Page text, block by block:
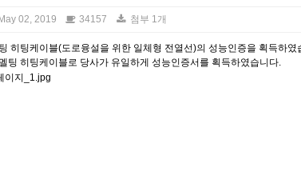
지
히터
재
May 02, 2019 34157 첨부 1개
히팅케이블(도로융설을 위한 일체형 전열선)의 성능인증을 획득하였
팅 히팅케이블로 당사가 유일하게 성능인증서를 획득하였습니다.